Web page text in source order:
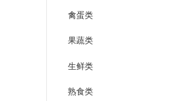
禽蛋类
果蔬类
生鲜类
熟食类